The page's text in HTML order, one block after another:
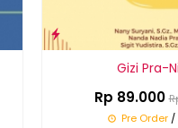
Gizi Pra-
Rp 89.000
Pre Order /